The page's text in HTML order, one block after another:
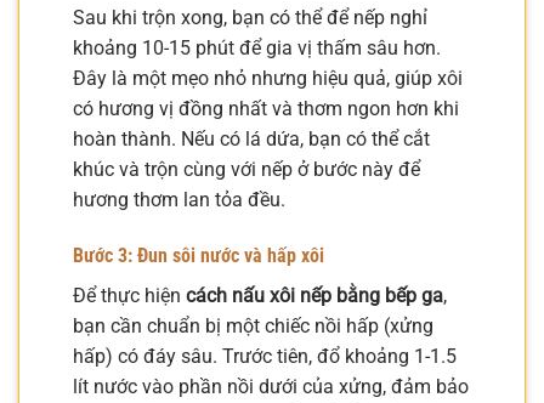
Sau khi trộn xong, bạn có thể để nếp nghỉ
khoảng 10-15 phút để gia vị thấm sâu hơn.
Đây là một mẹo nhỏ nhưng hiệu quả, giúp xôi
có hương vị đồng nhất và thơm ngon hơn khi
hoàn thành. Nếu có lá dứa, bạn có thể cắt
khúc và trộn cùng với nếp ở bước này để
hương thơm lan tỏa đều.
Bước 3: Đun sôi nước và hấp xôi
Để thực hiện cách nấu xôi nếp bằng bếp ga,
bạn cần chuẩn bị một chiếc nồi hấp (xửng
hấp) có đáy sâu. Trước tiên, đổ khoảng 1-1.5
lít nước vào phần nồi dưới của xửng, đảm bảo